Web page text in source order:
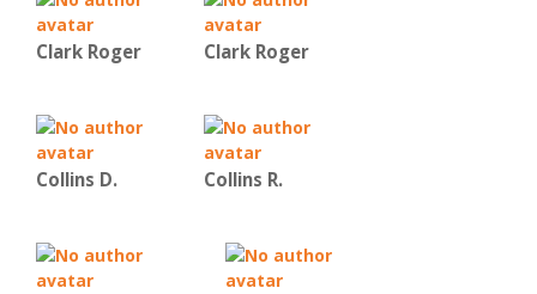
Clark Roger Clark Roger
Collins D. Collins R.